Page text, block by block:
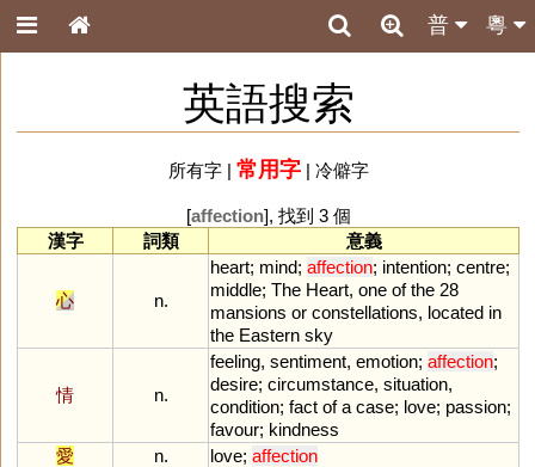
粵
普
英語搜索
所有字| 常用字| 冷僻字
[affection], 找到 3 個
漢字
詞類 意義
心 n.
heart; mind; affection; intention; centre;
middle; The Heart, one of the 28
mansions or constellations, located in
the Eastern sky
情 n.
feeling, sentiment, emotion; affection;
desire; circumstance, situation,
condition; fact of a case; love; passion;
favour; kindness
愛
n. love; affection